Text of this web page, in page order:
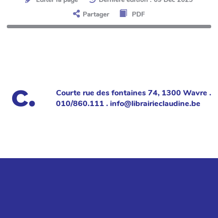
Partager
PDF
Courte rue des fontaines 74, 1300 Wavre .
010/860.111 . info@librairieclaudine.be